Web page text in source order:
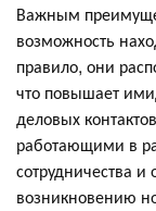
Важным
возможность
правило, они
что повышает
деловых
работающими в
сотрудничества
возникновению